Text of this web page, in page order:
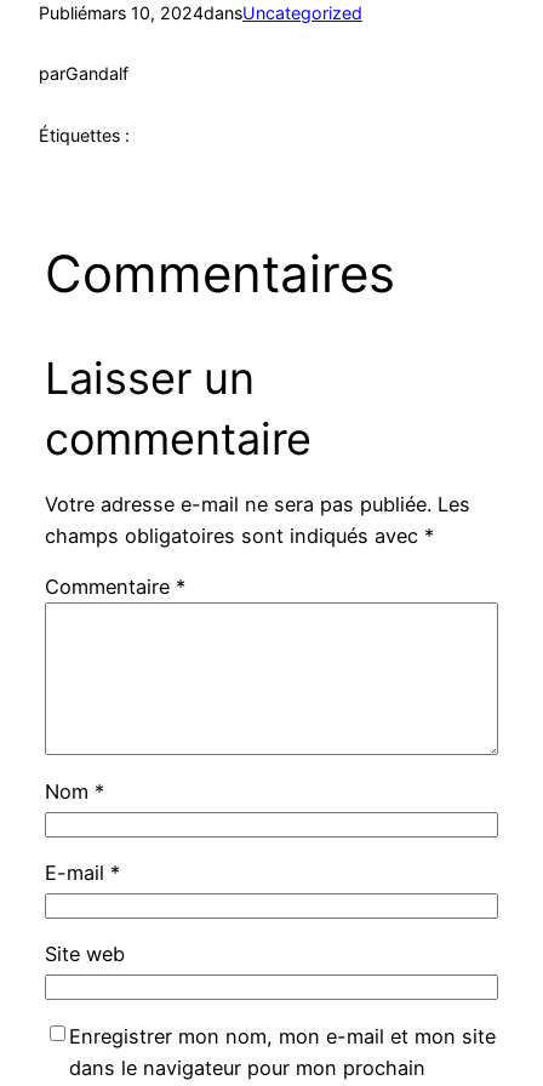
Publiémars 10, 2024dansUncategorized
parGandalf
Étiquettes :
Commentaires
Laisser un
commentaire
Votre adresse e-mail ne sera pas publiée. Les
champs obligatoires sont indiqués avec *
Commentaire *
Nom *
E-mail *
Site web
Enregistrer mon nom, mon e-mail et mon site
dans le navigateur pour mon prochain